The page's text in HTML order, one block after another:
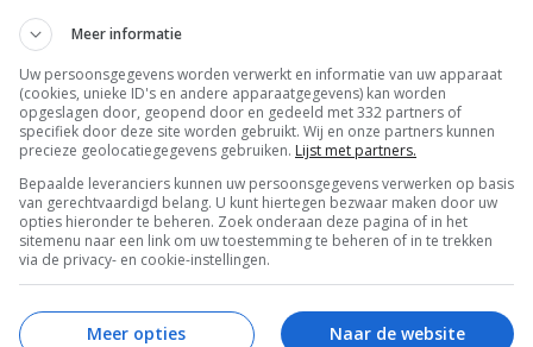
ingevette ovenschaal.
en de pancetta erover, schenk er dan de rest
en bestrooi met de overige kaas. Zet de schaal 20-25
oven en bak dit alles tot er een mooie
strooi het brood- kruim erover en snijd het ovengerecht
stukken. Serveer meteen of laat afkoelen (want koud is
Eleonora Galasso Fotografie David Loftus. Deze recepten zijn
Meer informatie
Uw persoonsgegevens worden verwerkt en informatie van uw apparaat
(cookies, unieke ID's en andere apparaatgegevens) kan worden
opgeslagen door, geopend door en gedeeld met 332 partners of
specifiek door deze site worden gebruikt. Wij en onze partners kunnen
precieze geolocatiegegevens gebruiken. Lijst met partners.
Bepaalde leveranciers kunnen uw persoonsgegevens verwerken op basis
van gerechtvaardigd belang. U kunt hiertegen bezwaar maken door uw
opties hieronder te beheren. Zoek onderaan deze pagina of in het
sitemenu naar een link om uw toestemming te beheren of in te trekken
via de privacy- en cookie-instellingen.
Naar de website
Meer opties